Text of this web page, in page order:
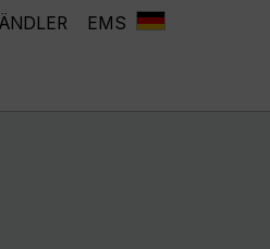
EMS